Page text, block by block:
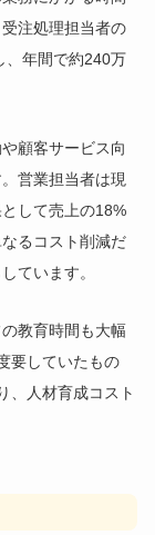
注処理担当者の
、年間で約240万
顧客サービス向
営業担当者は現
して売上の18%
るコスト削減だ
ています。
教育時間も大幅
要していたもの
、人材育成コスト